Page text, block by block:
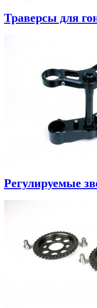
Траверсы для
Регулируемые